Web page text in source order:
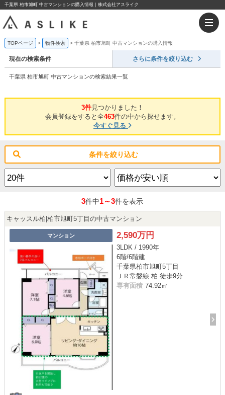
千葉県 柏市旭町 中古マンションの購入情報｜株式会社アスライク
TOPページ 物件検索 千葉県 柏市旭町 中古マンションの購入情報
現在の検索条件 さらに条件を絞り込む
千葉県 柏市旭町 中古マンションの検索結果一覧
3件見つかりました！
会員登録をすると全463件の中から探せます。
今すぐ見る
条件を絞り込む
3件中1～3件を表示
キャッスル柏|柏市旭町5丁目の中古マンション
マンション 2,590万円
3LDK / 1990年
6階/6階建
千葉県柏市旭町5丁目
ＪＲ常磐線 柏 徒歩9分
専有面積 74.92㎡